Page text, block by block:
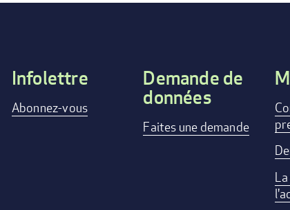
Footer
Infolettre
Abonnez-vous
Demande de
données
Faites une demande